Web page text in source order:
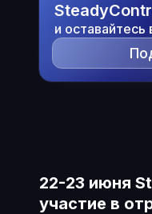
и оставайтесь
22-23 июня
участие в